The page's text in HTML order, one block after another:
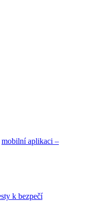
mobilní aplikaci –